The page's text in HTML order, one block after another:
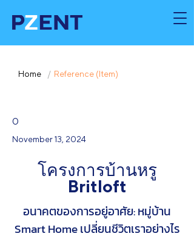
Home / Reference (Item)
0
November 13, 2024
โครงการบ้านหรู
Britloft
อนาคตของการอยู่อาศัย: หมู่บ้าน
Smart Home เปลี่ยนชีวิตเราอย่างไร